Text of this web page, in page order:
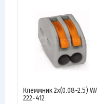
Клеммник 2х(0.08-2.5)
222-412